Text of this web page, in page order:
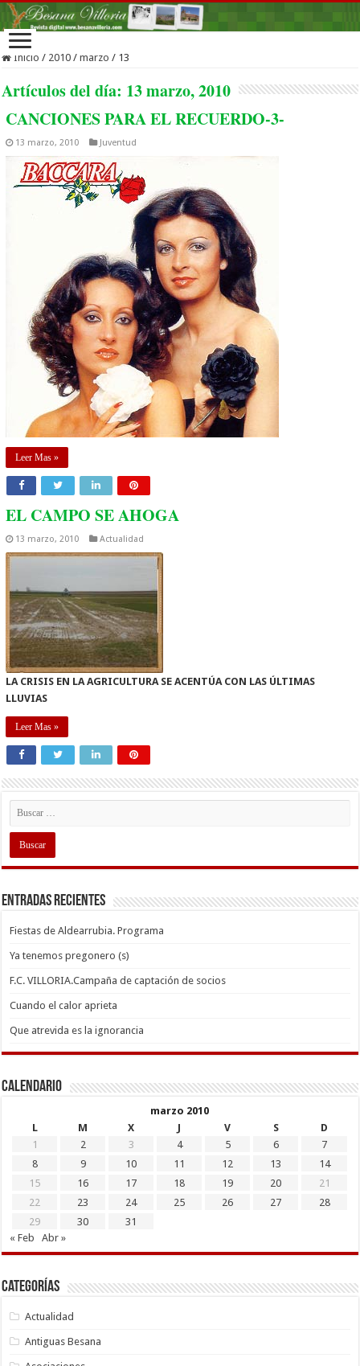
Inicio / 2010 / marzo / 13
Artículos del día: 13 marzo, 2010
CANCIONES PARA EL RECUERDO-3-
13 marzo, 2010 Juventud
Leer Mas »
EL CAMPO SE AHOGA
13 marzo, 2010 Actualidad
LA CRISIS EN LA AGRICULTURA SE ACENTÚA CON LAS ÚLTIMAS
LLUVIAS
Leer Mas »
Entradas recientes
Fiestas de Aldearrubia. Programa
Ya tenemos pregonero (s)
F.C. VILLORIA.Campaña de captación de socios
Cuando el calor aprieta
Que atrevida es la ignorancia
Calendario
marzo 2010
L
M X J V S
D
1
2 3 4 5 6
7
8
9 10 11 12 13
14
15
16 17 18 19 20
21
22
23 24 25 26 27
28
29
30
31
« Feb
Abr »
Categorías
Actualidad
Antiguas Besana